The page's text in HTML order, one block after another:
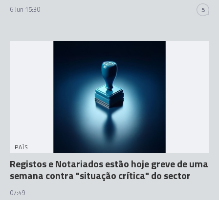
6 Jun 15:30 5
PAÍS
Registos e Notariados estão hoje greve de uma
semana contra "situação crítica" do sector
07:49